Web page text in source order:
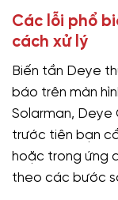
Các lỗi phổ
cách xử lý
Biến tần Deye
báo trên màn
Solarman, Deye
trước tiên bạn
hoặc trong ứng
theo các bước